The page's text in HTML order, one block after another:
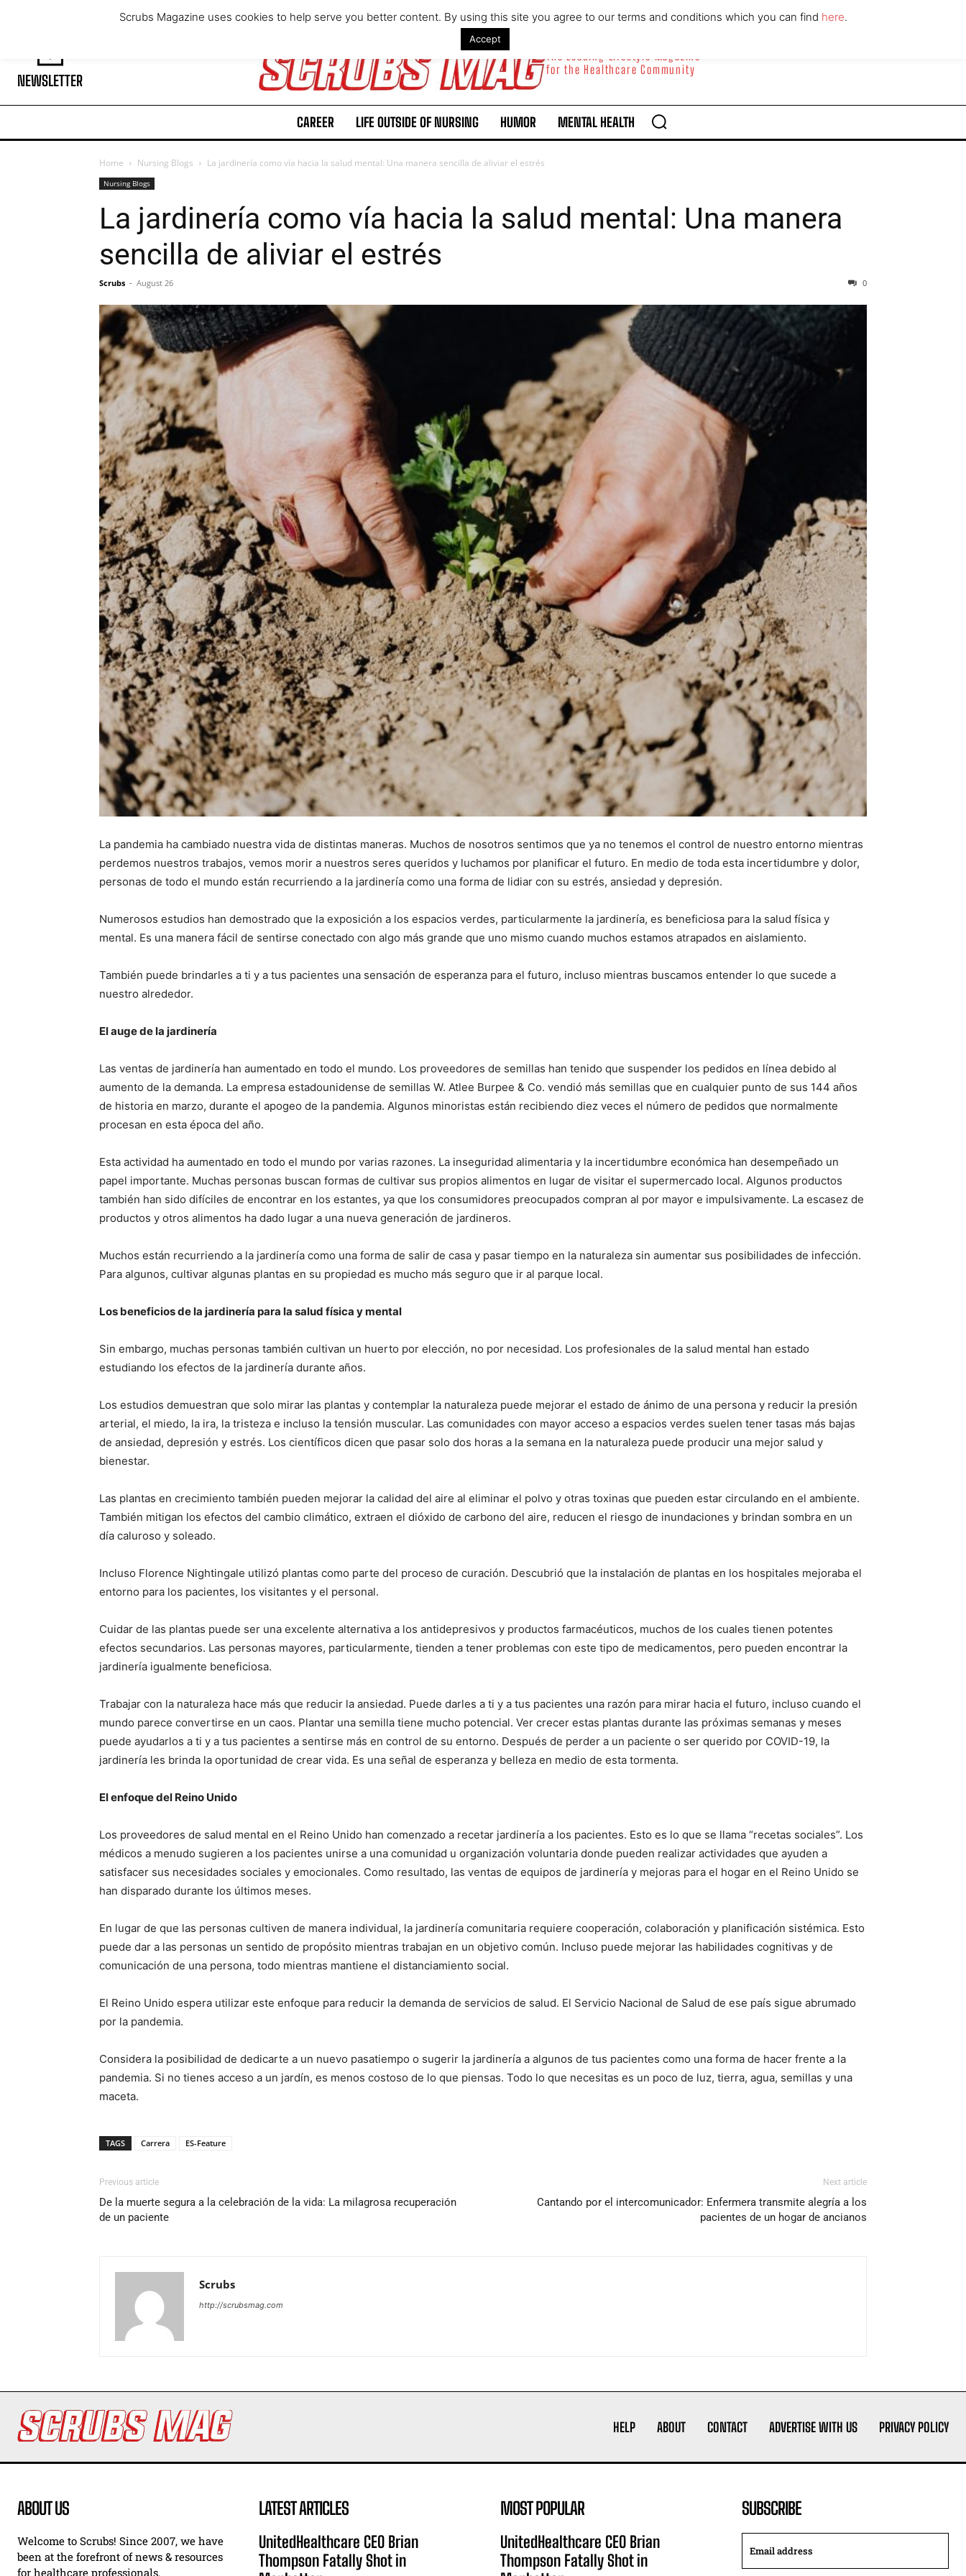
I've read and accept thePrivacy Policy
Saturday, August 8, 2026
NEWSLETTER
The Leading Lifestyle Magazine
for the Healthcare Community
CAREER LIFE OUTSIDE OF NURSING HUMOR MENTAL HEALTH
Home Nursing Blogs La jardinería como vía hacia la salud mental: Una manera sencilla de aliviar el estrés
Nursing Blogs
La jardinería como vía hacia la salud mental: Una manera
sencilla de aliviar el estrés
Scrubs - August 26 0
La pandemia ha cambiado nuestra vida de distintas maneras. Muchos de nosotros sentimos que ya no tenemos el control de nuestro entorno mientras
perdemos nuestros trabajos, vemos morir a nuestros seres queridos y luchamos por planificar el futuro. En medio de toda esta incertidumbre y dolor,
personas de todo el mundo están recurriendo a la jardinería como una forma de lidiar con su estrés, ansiedad y depresión.
Numerosos estudios han demostrado que la exposición a los espacios verdes, particularmente la jardinería, es beneficiosa para la salud física y
mental. Es una manera fácil de sentirse conectado con algo más grande que uno mismo cuando muchos estamos atrapados en aislamiento.
También puede brindarles a ti y a tus pacientes una sensación de esperanza para el futuro, incluso mientras buscamos entender lo que sucede a
nuestro alrededor.
El auge de la jardinería
Las ventas de jardinería han aumentado en todo el mundo. Los proveedores de semillas han tenido que suspender los pedidos en línea debido al
aumento de la demanda. La empresa estadounidense de semillas W. Atlee Burpee & Co. vendió más semillas que en cualquier punto de sus 144 años
de historia en marzo, durante el apogeo de la pandemia. Algunos minoristas están recibiendo diez veces el número de pedidos que normalmente
procesan en esta época del año.
Esta actividad ha aumentado en todo el mundo por varias razones. La inseguridad alimentaria y la incertidumbre económica han desempeñado un
papel importante. Muchas personas buscan formas de cultivar sus propios alimentos en lugar de visitar el supermercado local. Algunos productos
también han sido difíciles de encontrar en los estantes, ya que los consumidores preocupados compran al por mayor e impulsivamente. La escasez de
productos y otros alimentos ha dado lugar a una nueva generación de jardineros.
Muchos están recurriendo a la jardinería como una forma de salir de casa y pasar tiempo en la naturaleza sin aumentar sus posibilidades de infección.
Para algunos, cultivar algunas plantas en su propiedad es mucho más seguro que ir al parque local.
Los beneficios de la jardinería para la salud física y mental
Sin embargo, muchas personas también cultivan un huerto por elección, no por necesidad. Los profesionales de la salud mental han estado
estudiando los efectos de la jardinería durante años.
Los estudios demuestran que solo mirar las plantas y contemplar la naturaleza puede mejorar el estado de ánimo de una persona y reducir la presión
arterial, el miedo, la ira, la tristeza e incluso la tensión muscular. Las comunidades con mayor acceso a espacios verdes suelen tener tasas más bajas
de ansiedad, depresión y estrés. Los científicos dicen que pasar solo dos horas a la semana en la naturaleza puede producir una mejor salud y
bienestar.
Las plantas en crecimiento también pueden mejorar la calidad del aire al eliminar el polvo y otras toxinas que pueden estar circulando en el ambiente.
También mitigan los efectos del cambio climático, extraen el dióxido de carbono del aire, reducen el riesgo de inundaciones y brindan sombra en un
día caluroso y soleado.
Incluso Florence Nightingale utilizó plantas como parte del proceso de curación. Descubrió que la instalación de plantas en los hospitales mejoraba el
entorno para los pacientes, los visitantes y el personal.
Cuidar de las plantas puede ser una excelente alternativa a los antidepresivos y productos farmacéuticos, muchos de los cuales tienen potentes
efectos secundarios. Las personas mayores, particularmente, tienden a tener problemas con este tipo de medicamentos, pero pueden encontrar la
jardinería igualmente beneficiosa.
Trabajar con la naturaleza hace más que reducir la ansiedad. Puede darles a ti y a tus pacientes una razón para mirar hacia el futuro, incluso cuando el
mundo parece convertirse en un caos. Plantar una semilla tiene mucho potencial. Ver crecer estas plantas durante las próximas semanas y meses
puede ayudarlos a ti y a tus pacientes a sentirse más en control de su entorno. Después de perder a un paciente o ser querido por COVID-19, la
jardinería les brinda la oportunidad de crear vida. Es una señal de esperanza y belleza en medio de esta tormenta.
El enfoque del Reino Unido
Los proveedores de salud mental en el Reino Unido han comenzado a recetar jardinería a los pacientes. Esto es lo que se llama “recetas sociales”. Los
médicos a menudo sugieren a los pacientes unirse a una comunidad u organización voluntaria donde pueden realizar actividades que ayuden a
satisfacer sus necesidades sociales y emocionales. Como resultado, las ventas de equipos de jardinería y mejoras para el hogar en el Reino Unido se
han disparado durante los últimos meses.
En lugar de que las personas cultiven de manera individual, la jardinería comunitaria requiere cooperación, colaboración y planificación sistémica. Esto
puede dar a las personas un sentido de propósito mientras trabajan en un objetivo común. Incluso puede mejorar las habilidades cognitivas y de
comunicación de una persona, todo mientras mantiene el distanciamiento social.
El Reino Unido espera utilizar este enfoque para reducir la demanda de servicios de salud. El Servicio Nacional de Salud de ese país sigue abrumado
por la pandemia.
Considera la posibilidad de dedicarte a un nuevo pasatiempo o sugerir la jardinería a algunos de tus pacientes como una forma de hacer frente a la
pandemia. Si no tienes acceso a un jardín, es menos costoso de lo que piensas. Todo lo que necesitas es un poco de luz, tierra, agua, semillas y una
maceta.
TAGS Carrera ES-Feature
Previous article
De la muerte segura a la celebración de la vida: La milagrosa recuperación
de un paciente
Next article
Cantando por el intercomunicador: Enfermera transmite alegría a los
pacientes de un hogar de ancianos
Scrubs
http://scrubsmag.com
HELP ABOUT CONTACT ADVERTISE WITH US PRIVACY POLICY
ABOUT US
Welcome to Scrubs! Since 2007, we have
been at the forefront of news & resources
for healthcare professionals.
LATEST ARTICLES
UnitedHealthcare CEO Brian
Thompson Fatally Shot in
MOST POPULAR
UnitedHealthcare CEO Brian
Thompson Fatally Shot in
SUBSCRIBE
Scrubs Magazine uses cookies to help serve you better content. By using this site you agree to our terms and conditions which you can find here.
Accept